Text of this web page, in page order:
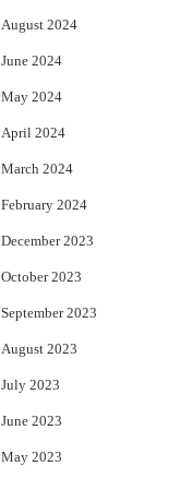
August 2024
June 2024
May 2024
April 2024
March 2024
February 2024
December 2023
October 2023
September 2023
August 2023
July 2023
June 2023
May 2023